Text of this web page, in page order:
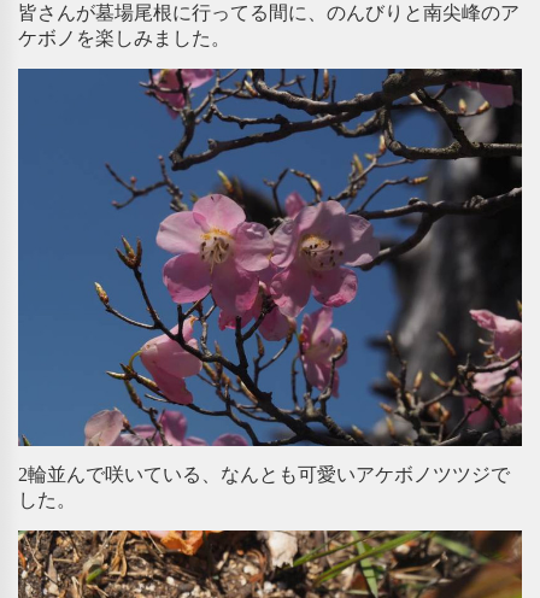
皆さんが墓場尾根に行ってる間に、のんびりと南尖峰のア
ケボノを楽しみました。
2輪並んで咲いている、なんとも可愛いアケボノツツジで
した。